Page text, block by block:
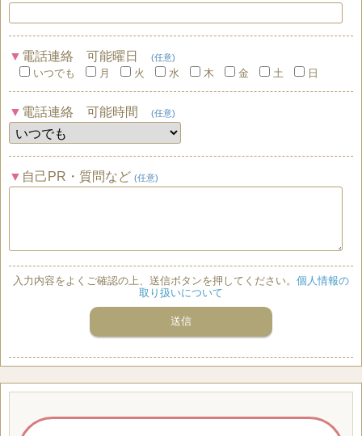
電話連絡 可能曜日 (任意)
いつでも 月 火 水 木 金 土 日
電話連絡 可能時間 (任意)
自己PR・質問など (任意)
入力内容をよくご確認の上、送信ボタンを押してください。 個人情報の
取り扱いについて